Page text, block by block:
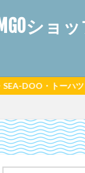
ショッ
ン自動車・ジ